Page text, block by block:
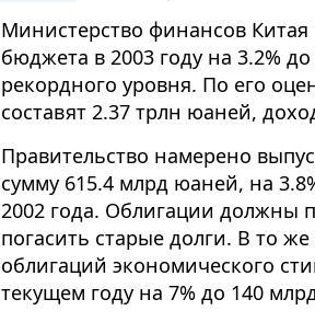
Министерство финансов
бюджета в 2003 году на 3.2%
рекордного уровня. По его
составят 2.37 трлн юаней,
Правительство намерено
сумму 615.4 млрд юаней, на
2002 года. Облигации должны
погасить старые долги. В то
облигаций экономического
текущем году на 7% до 140